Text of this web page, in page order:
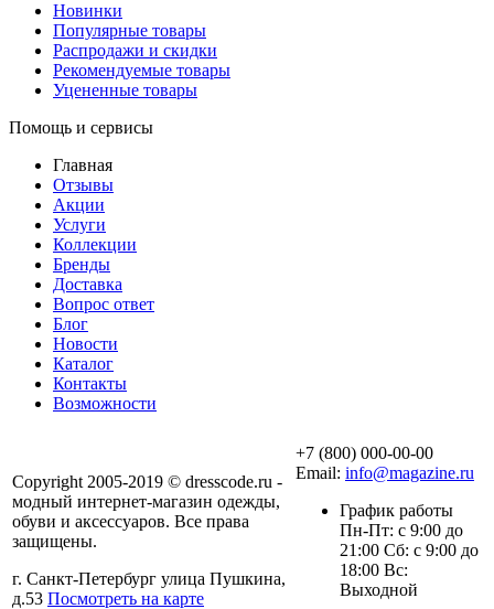
Новинки
Популярные товары
Распродажи и скидки
Рекомендуемые товары
Уцененные товары
Помощь и сервисы
Главная
Отзывы
Акции
Услуги
Коллекции
Бренды
Доставка
Вопрос ответ
Блог
Новости
Каталог
Контакты
Возможности
Copyright 2005-2019 © dresscode.ru -
модный интернет-магазин одежды,
обуви и аксессуаров. Все права
защищены.
г. Санкт-Петербург улица Пушкина,
д.53 Посмотреть на карте
+7 (800) 000-00-00
Email: info@magazine.ru
График работы
Пн-Пт: с 9:00 до
21:00 Сб: с 9:00 до
18:00 Вс:
Выходной